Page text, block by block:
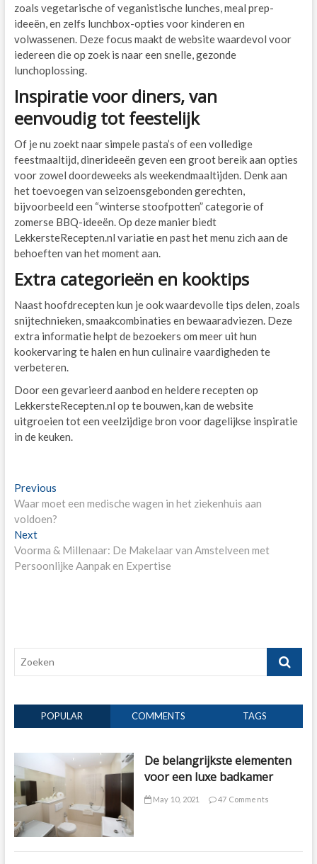
zoals vegetarische of veganistische lunches, meal prep-
ideeën, en zelfs lunchbox-opties voor kinderen en
volwassenen. Deze focus maakt de website waardevol voor
iedereen die op zoek is naar een snelle, gezonde
lunchoplossing.
Inspiratie voor diners, van
eenvoudig tot feestelijk
Of je nu zoekt naar simpele pasta’s of een volledige
feestmaaltijd, dinerideeën geven een groot bereik aan opties
voor zowel doordeweeks als weekendmaaltijden. Denk aan
het toevoegen van seizoensgebonden gerechten,
bijvoorbeeld een “winterse stoofpotten” categorie of
zomerse BBQ-ideeën. Op deze manier biedt
LekkersteRecepten.nl variatie en past het menu zich aan de
behoeften van het moment aan.
Extra categorieën en kooktips
Naast hoofdrecepten kun je ook waardevolle tips delen, zoals
snijtechnieken, smaakcombinaties en bewaaradviezen. Deze
extra informatie helpt de bezoekers om meer uit hun
kookervaring te halen en hun culinaire vaardigheden te
verbeteren.
Door een gevarieerd aanbod en heldere recepten op
LekkersteRecepten.nl op te bouwen, kan de website
uitgroeien tot een veelzijdige bron voor dagelijkse inspiratie
in de keuken.
Post
navigation
PreviousPrevious
post:
Waar moet een medische wagen in het ziekenhuis aan
voldoen?
NextNext
post:
Voorma & Millenaar: De Makelaar van Amstelveen met
Persoonlijke Aanpak en Expertise
Zoeken
POPULAR COMMENTS TAGS
De belangrijkste elementen
voor een luxe badkamer
May 10, 2021 47 Comments